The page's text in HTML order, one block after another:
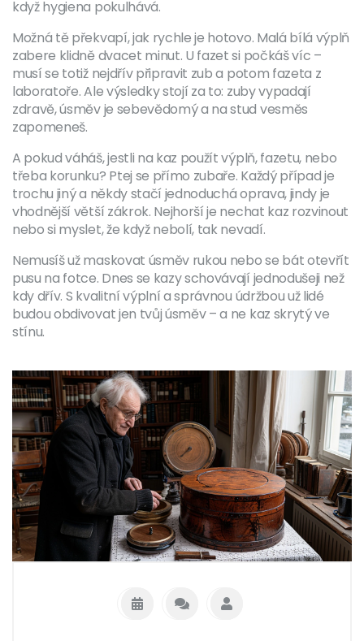
když hygiena pokulhává.
Možná tě překvapí, jak rychle je hotovo. Malá bílá výplň
zabere klidně dvacet minut. U fazet si počkáš víc –
musí se totiž nejdřív připravit zub a potom fazeta z
laboratoře. Ale výsledky stojí za to: zuby vypadají
zdravě, úsměv je sebevědomý a na stud vesměs
zapomeneš.
A pokud váháš, jestli na kaz použít výplň, fazetu, nebo
třeba korunku? Ptej se přímo zubaře. Každý případ je
trochu jiný a někdy stačí jednoduchá oprava, jindy je
vhodnější větší zákrok. Nejhorší je nechat kaz rozvinout
nebo si myslet, že když nebolí, tak nevadí.
Nemusíš už maskovat úsměv rukou nebo se bát otevřít
pusu na fotce. Dnes se kazy schovávají jednodušeji než
kdy dřív. S kvalitní výplní a správnou údržbou už lidé
budou obdivovat jen tvůj úsměv – a ne kaz skrytý ve
stínu.